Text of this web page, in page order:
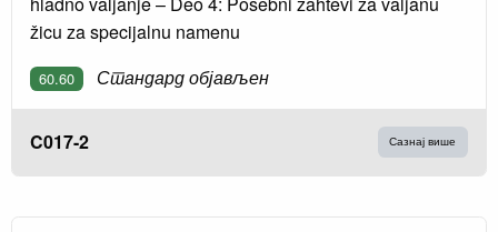
žicu za specijalnu namenu
60.60 Стандард објављен
C017-2 Сазнај више